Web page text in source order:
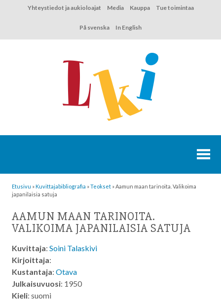
Yhteystiedot ja aukioloajat Media Kauppa Tue toimintaa
På svenska In English
Etusivu »Kuvittaja­bibliografia »Teokset » Aamun maan tarinoita. Valikoima
japanilaisia satuja
AAMUN MAAN TARINOITA.
VALIKOIMA JAPANILAISIA SATUJA
Kuvittaja: Soini Talaskivi
Kirjoittaja:
Kustantaja: Otava
Julkaisuvuosi: 1950
Kieli: suomi